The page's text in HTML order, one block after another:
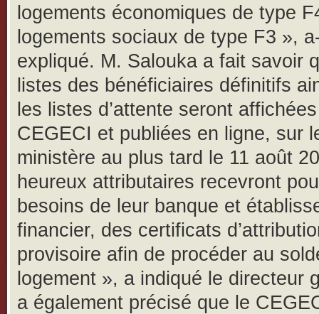
logements économiques de type
logements sociaux de type F3 »,
expliqué. M. Salouka a fait savoir
listes des bénéficiaires définitifs
les listes d’attente seront
CEGECI et publiées en ligne, sur
ministère au plus tard le 11 août
heureux attributaires recevront
besoins de leur banque et
financier, des certificats
provisoire afin de procéder au
logement », a indiqué le directeur
a également précisé que le